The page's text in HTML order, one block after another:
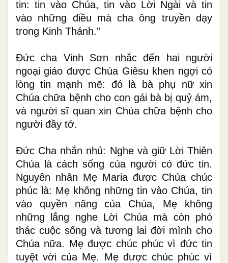
tin: tin vào Chúa, tin vào Lời Ngài và tin
vào những điều mà cha ông truyền dạy
trong Kinh Thánh.”
Đức cha Vinh Sơn nhắcđến hai người
ngoại giáo được Chúa Giêsu khen ngợicó
lòng tin mạnh mẽ: đó là bà phụ nữxin
Chúa chữa bệnh cho con gái bà bị quỷ ám,
và người sĩ quan xin Chúa chữa bệnh cho
người đầy tớ.
Đức Cha nhắn nhủ: Nghe và giữ Lời Thiên
Chúa là cách sống của người có đức tin.
Nguyên nhân Mẹ Maria được Chúa chúc
phúc là: Mẹ không những tin vào Chúa, tin
vào quyền năng của Chúa, Mẹ không
những lắng nghe Lời Chúa mà còn phó
thác cuộc sống và tương lai đời mình cho
Chúa nữa. Mẹ được chúc phúc vì đức tin
tuyệt vời của Mẹ. Mẹ được chúc phúc vì